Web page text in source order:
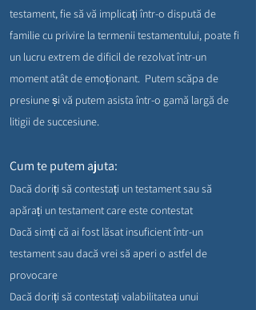
testament, fie să vă implicați într-o dispută de
familie cu privire la termenii testamentului, poate fi
un lucru extrem de dificil de rezolvat într-un
moment atât de emoționant. Putem scăpa de
presiune și vă putem asista într-o gamă largă de
litigii de succesiune.
Cum te putem ajuta:
Dacă doriți să contestați un testament sau să
apărați un testament care este contestat
Dacă simți că ai fost lăsat insuficient într-un
testament sau dacă vrei să aperi o astfel de
provocare
Dacă doriți să contestați valabilitatea unui